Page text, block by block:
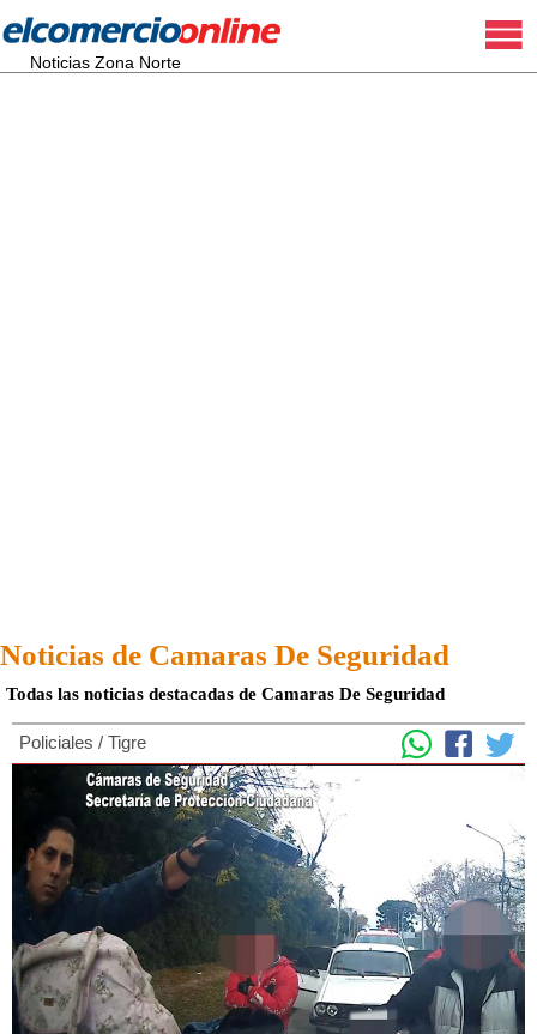
Noticias Zona Norte
Noticias de Camaras De Seguridad
Todas las noticias destacadas de Camaras De Seguridad
Policiales / Tigre